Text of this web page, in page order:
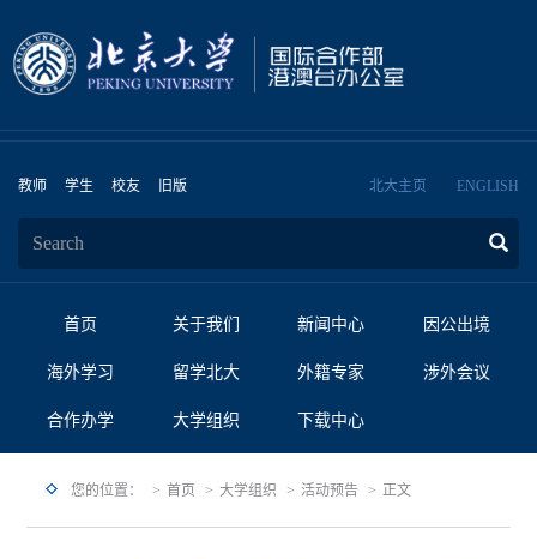
教师 学生 校友 旧版 北大主页 ENGLISH
首页 关于我们 新闻中心 因公出境
海外学习 留学北大 外籍专家 涉外会议
合作办学 大学组织 下载中心
您的位置： 首页 大学组织 活动预告 正文